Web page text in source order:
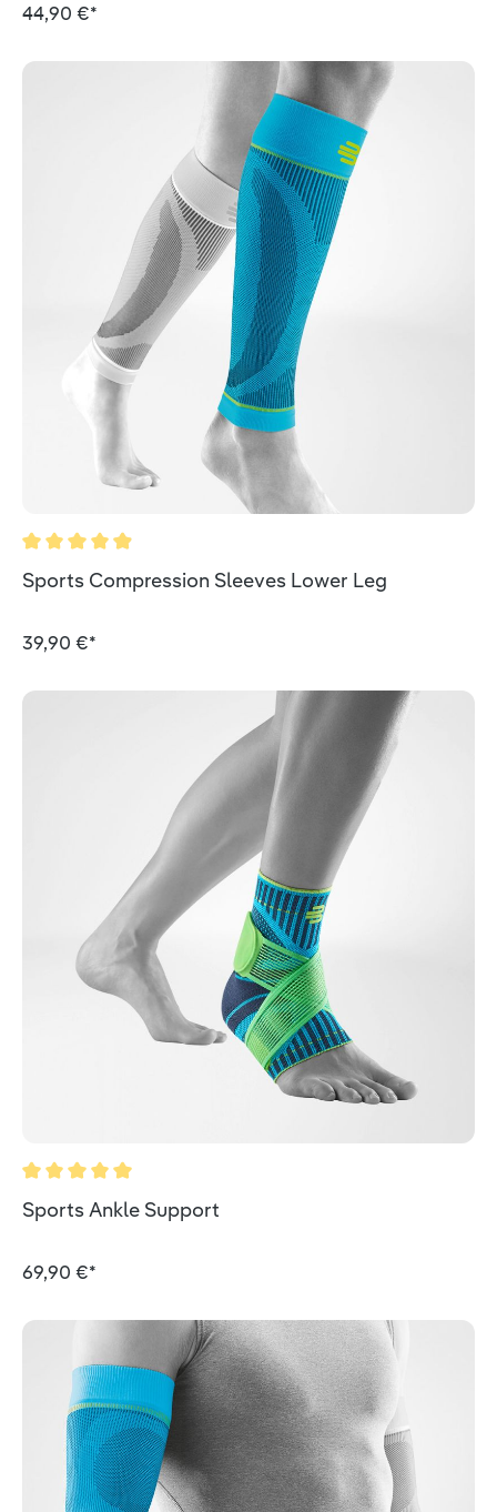
44,90 €*
Valutazione media di 4.9 su 5 stelle
Sports Compression Sleeves Lower Leg
39,90 €*
Valutazione media di 5 su 5 stelle
Sports Ankle Support
69,90 €*